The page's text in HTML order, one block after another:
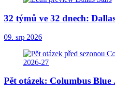
32 týmů ve 32 dnech:
09. srp 2026
Pět otázek: Columbus Blue